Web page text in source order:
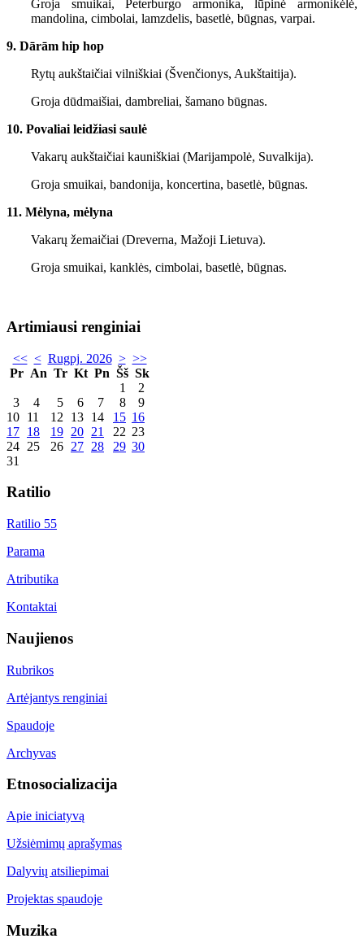
Groja smuikai, Peterburgo armonika, lūpinė armonikėlė,
mandolina, cimbolai, lamzdelis, basetlė, būgnas, varpai.
9. Dārām hip hop
Rytų aukštaičiai vilniškiai (Švenčionys, Aukštaitija).
Groja dūdmaišiai, dambreliai, šamano būgnas.
10. Povaliai leidžiasi saulė
Vakarų aukštaičiai kauniškiai (Marijampolė, Suvalkija).
Groja smuikai, bandonija, koncertina, basetlė, būgnas.
11. Mėlyna, mėlyna
Vakarų žemaičiai (Dreverna, Mažoji Lietuva).
Groja smuikai, kanklės, cimbolai, basetlė, būgnas.
Artimiausi renginiai
<< < Rugpj. 2026 > >>
Pr An Tr Kt Pn Šš Sk
1
2
3
4 5 6 7 8
9
10 11 12 13 14 15 16
17 18 19 20 21 22 23
24 25 26 27 28 29 30
31
Ratilio
Ratilio 55
Parama
Atributika
Kontaktai
Naujienos
Rubrikos
Artėjantys renginiai
Spaudoje
Archyvas
Etnosocializacija
Apie iniciatyvą
Užsiėmimų aprašymas
Dalyvių atsiliepimai
Projektas spaudoje
Muzika